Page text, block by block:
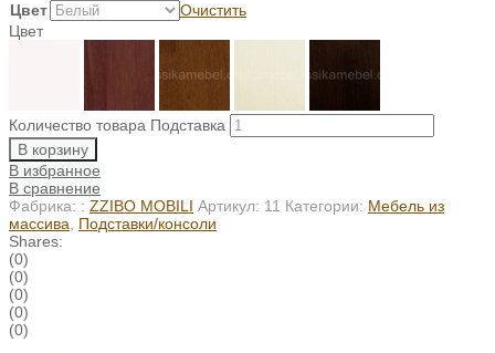
Цвет
Очистить
Цвет
Количество товара Подставка
В корзину
В избранное
В сравнение
Фабрика: : ZZIBO MOBILI Артикул: 11 Категории: Мебель из
массива
Подставки/консоли
Shares:
(0)
(0)
(0)
(0)
(0)